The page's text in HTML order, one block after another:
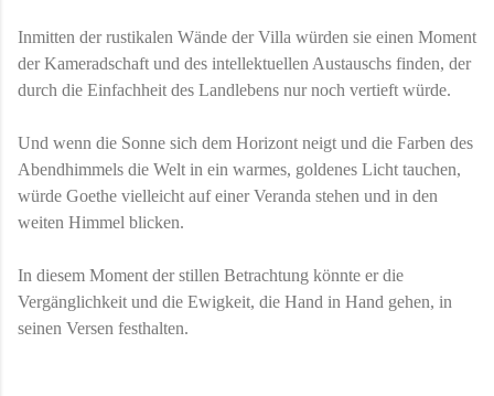
Inmitten der rustikalen Wände der Villa würden sie einen Moment
der Kameradschaft und des intellektuellen Austauschs finden, der
durch die Einfachheit des Landlebens nur noch vertieft würde.
Und wenn die Sonne sich dem Horizont neigt und die Farben des
Abendhimmels die Welt in ein warmes, goldenes Licht tauchen,
würde Goethe vielleicht auf einer Veranda stehen und in den
weiten Himmel blicken.
In diesem Moment der stillen Betrachtung könnte er die
Vergänglichkeit und die Ewigkeit, die Hand in Hand gehen, in
seinen Versen festhalten.